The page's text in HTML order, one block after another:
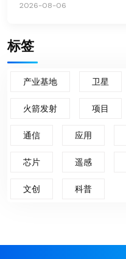
2026-08-06
标签
产业基地 卫星
火箭发射 项目
通信 应用
芯片 遥感
文创 科普